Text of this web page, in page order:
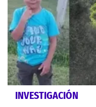
INVESTIGACIÓN